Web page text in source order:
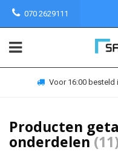
070 2629111
Voor 16:00
Producten
onderdelen